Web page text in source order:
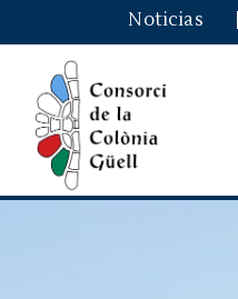
Noticias